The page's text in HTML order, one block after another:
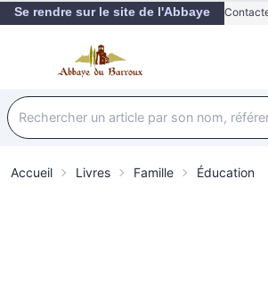
Se rendre sur le site de l'Abbaye
Accueil Livres Famille Éducation